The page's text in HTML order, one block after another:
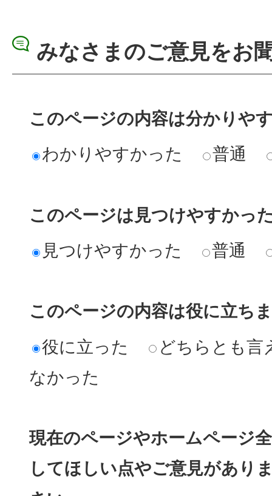
みなさまのご意見をお
このページの内容は分かりや
わかりやすかった
普通
このページは見つけやすかっ
見つけやすかった
普通
このページの内容は役に立ち
役に立った
どちらとも言
なかった
現在のページやホームページ
してほしい点やご意見があり